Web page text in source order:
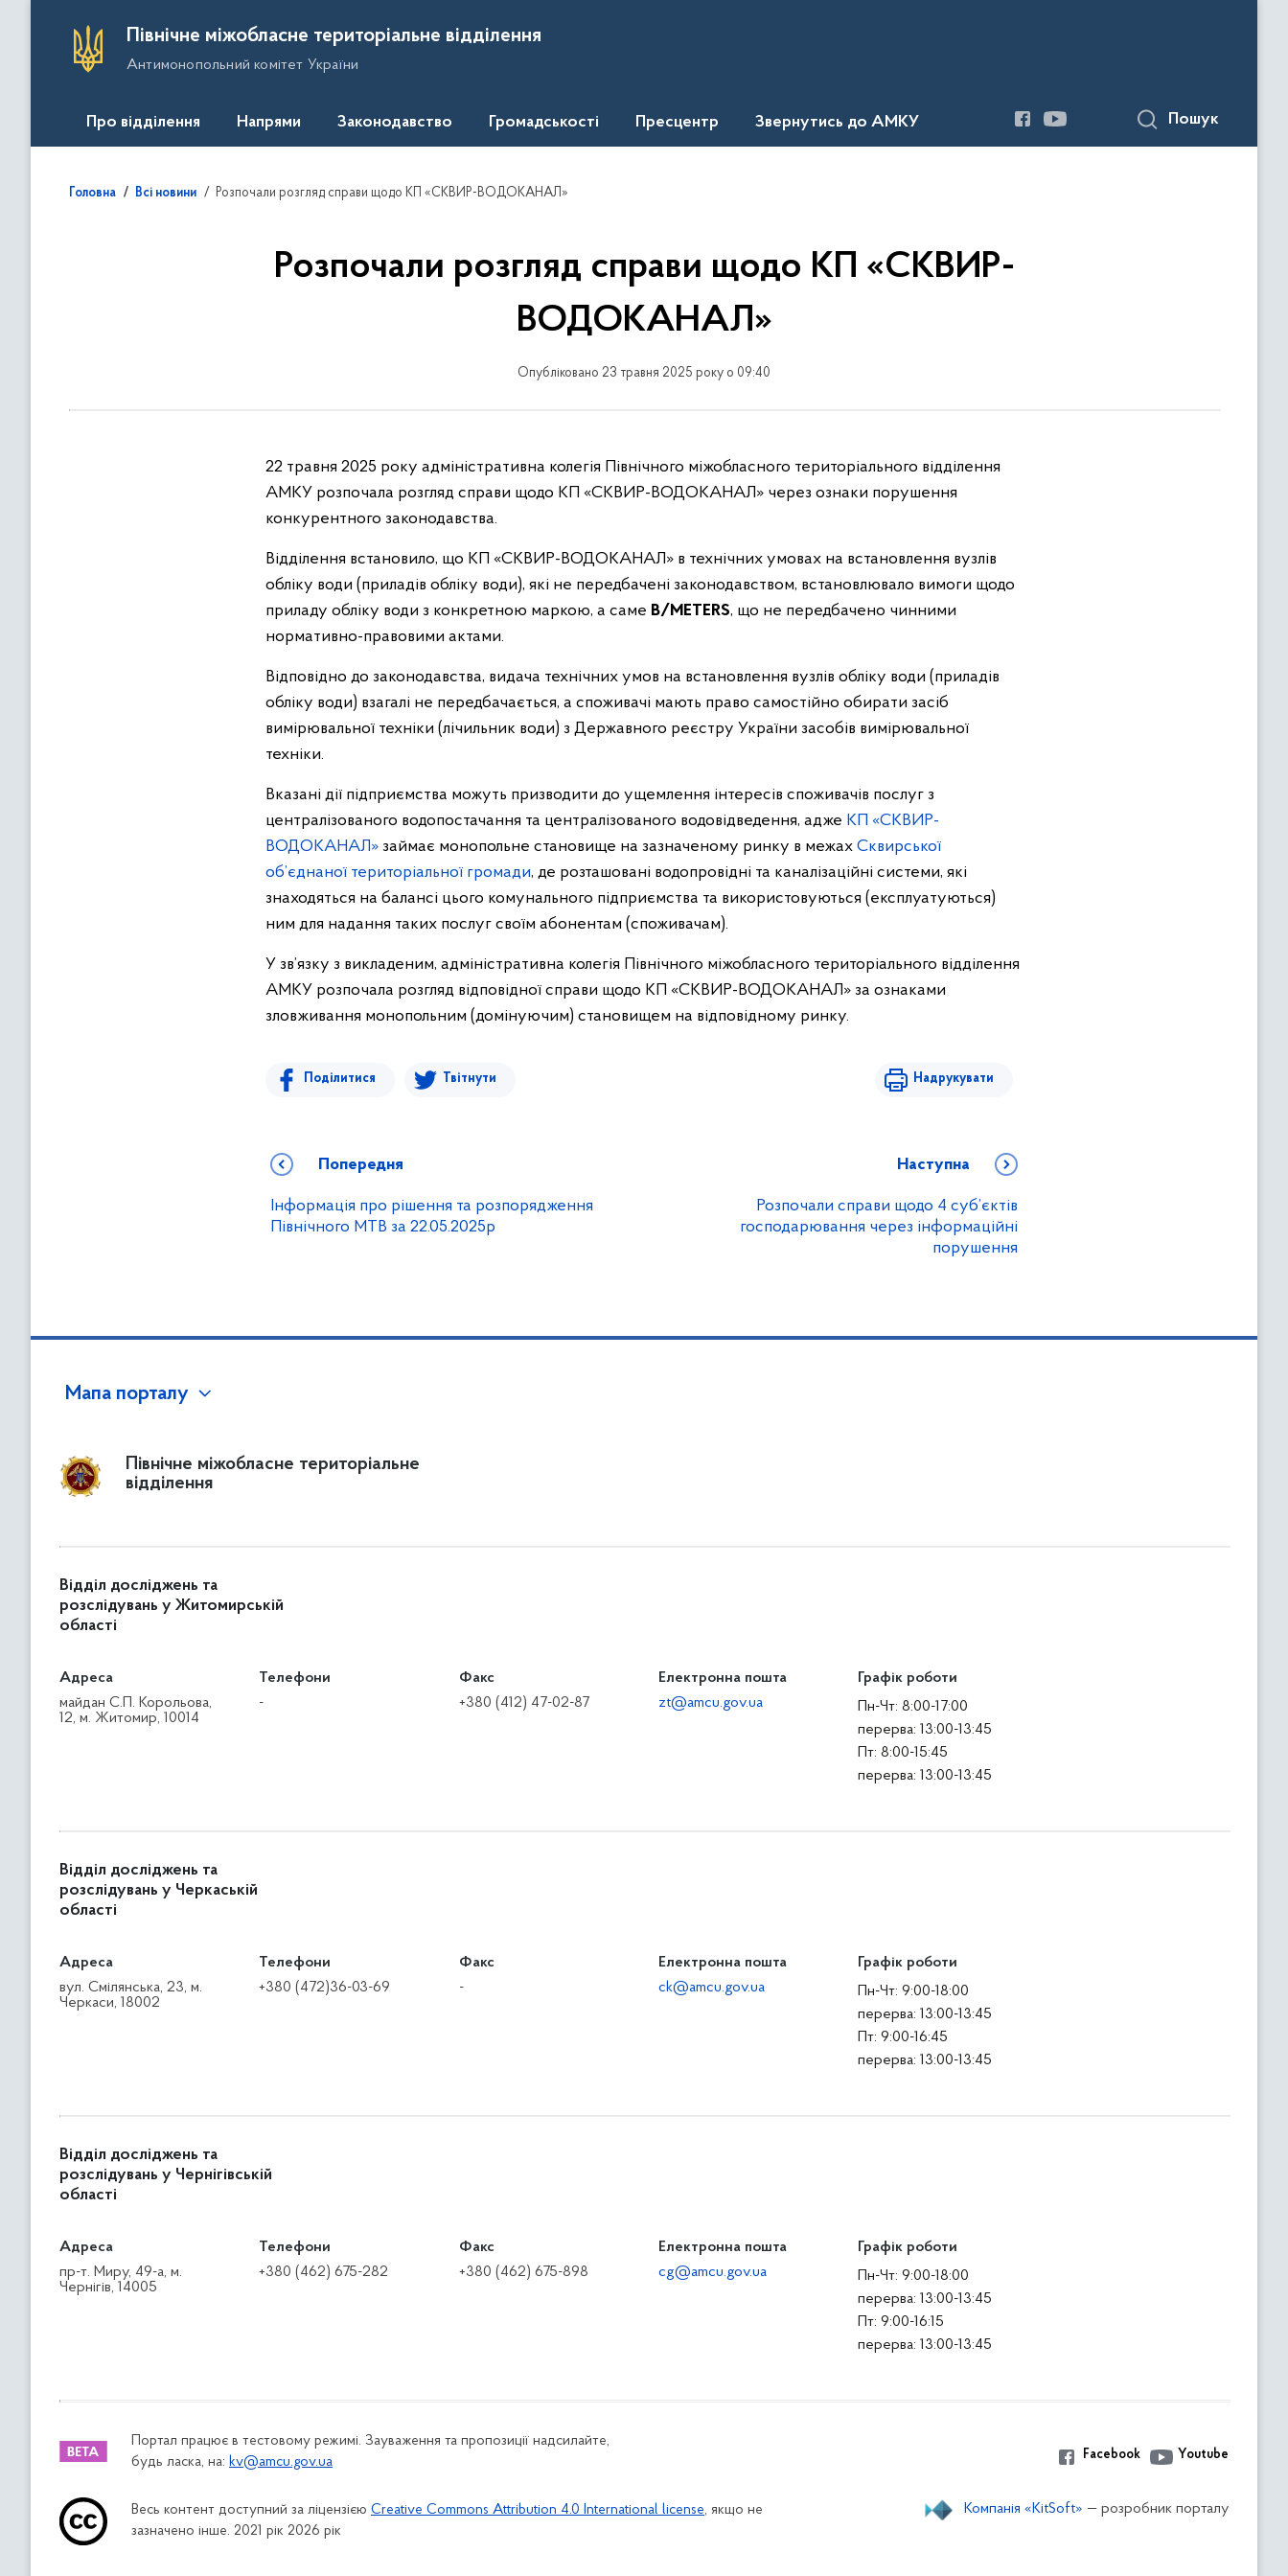
Північне міжобласне територіальне відділення
Антимонопольний комітет України
Про відділення Напрями Законодавство Громадськості Пресцентр Звернутись до АМКУ Пошук
Головна Всі новини Розпочали розгляд справи щодо КП «СКВИР-ВОДОКАНАЛ»
Розпочали розгляд справи щодо КП «СКВИР-
ВОДОКАНАЛ»
Опубліковано 23 травня 2025 року о 09:40
22 травня 2025 року адміністративна колегія Північного міжобласного територіального відділення
АМКУ розпочала розгляд справи щодо КП «СКВИР-ВОДОКАНАЛ» через ознаки порушення
конкурентного законодавства.
Відділення встановило, що КП «СКВИР-ВОДОКАНАЛ» в технічних умовах на встановлення вузлів
обліку води (приладів обліку води), які не передбачені законодавством, встановлювало вимоги щодо
приладу обліку води з конкретною маркою, а саме B/METERS, що не передбачено чинними
нормативно-правовими актами.
Відповідно до законодавства, видача технічних умов на встановлення вузлів обліку води (приладів
обліку води) взагалі не передбачається, а споживачі мають право самостійно обирати засіб
вимірювальної техніки (лічильник води) з Державного реєстру України засобів вимірювальної
техніки.
Вказані дії підприємства можуть призводити до ущемлення інтересів споживачів послуг з
централізованого водопостачання та централізованого водовідведення, адже КП «СКВИР-
ВОДОКАНАЛ» займає монопольне становище на зазначеному ринку в межах Сквирської
об’єднаної територіальної громади, де розташовані водопровідні та каналізаційні системи, які
знаходяться на балансі цього комунального підприємства та використовуються (експлуатуються)
ним для надання таких послуг своїм абонентам (споживачам).
У зв’язку з викладеним, адміністративна колегія Північного міжобласного територіального відділення
АМКУ розпочала розгляд відповідної справи щодо КП «СКВИР-ВОДОКАНАЛ» за ознаками
зловживання монопольним (домінуючим) становищем на відповідному ринку.
Поділитися Твітнути Надрукувати
Попередня
Інформація про рішення та розпорядження
Північного МТВ за 22.05.2025р
Наступна
Розпочали справи щодо 4 суб’єктів
господарювання через інформаційні
порушення
Мапа порталу
Північне міжобласне територіальне
відділення
Відділ досліджень та
розслідувань у Житомирській
області
Адреса
майдан С.П. Корольова,
12, м. Житомир, 10014
Телефони
-
Факс
+380 (412) 47-02-87
Електронна пошта
zt@amcu.gov.ua
Графік роботи
Пн-Чт: 8:00-17:00
перерва: 13:00-13:45
Пт: 8:00-15:45
перерва: 13:00-13:45
Відділ досліджень та
розслідувань у Черкаській
області
Адреса
вул. Смілянська, 23, м.
Черкаси, 18002
Телефони
+380 (472)36-03-69
Факс
-
Електронна пошта
ck@amcu.gov.ua
Графік роботи
Пн-Чт: 9:00-18:00
перерва: 13:00-13:45
Пт: 9:00-16:45
перерва: 13:00-13:45
Відділ досліджень та
розслідувань у Чернігівській
області
Адреса
пр-т. Миру, 49-а, м.
Чернігів, 14005
Телефони
+380 (462) 675-282
Факс
+380 (462) 675-898
Електронна пошта
cg@amcu.gov.ua
Графік роботи
Пн-Чт: 9:00-18:00
перерва: 13:00-13:45
Пт: 9:00-16:15
перерва: 13:00-13:45
Портал працює в тестовому режимі. Зауваження та пропозиції надсилайте,
будь ласка, на: kv@amcu.gov.ua Facebook Youtube
Весь контент доступний за ліцензією Creative Commons Attribution 4.0 International license, якщо не
зазначено інше. 2021 рік 2026 рік
Компанія «KitSoft» — розробник порталу